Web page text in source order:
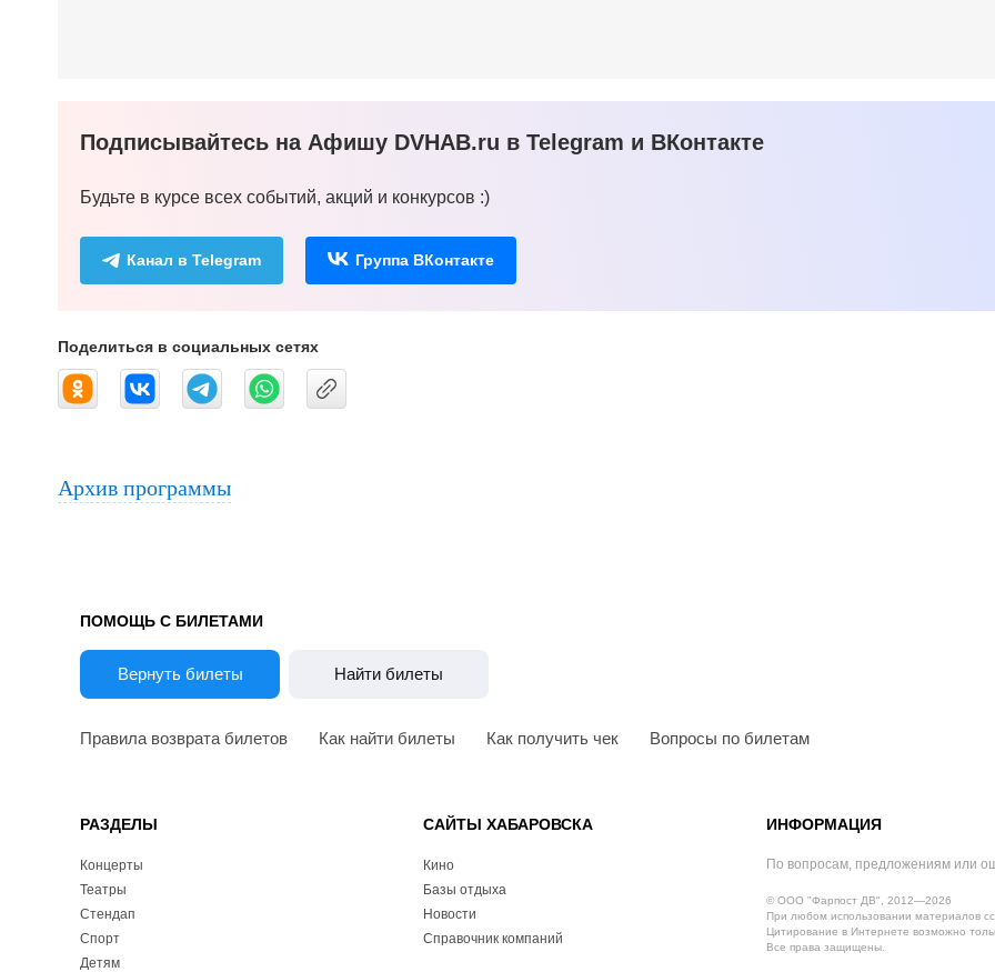
Подписывайтесь на Афишу DVHAB.ru в Telegram и ВКонтакте
Будьте в курсе всех событий, акций и конкурсов :)
Канал в Telegram Группа ВКонтакте
Поделиться в социальных сетях
Архив программы
ПОМОЩЬ С БИЛЕТАМИ
Вернуть билеты Найти билеты
Правила возврата билетов Как найти билеты Как получить чек Вопросы по билетам
РАЗДЕЛЫ
Концерты
Театры
Стендап
Спорт
Детям
САЙТЫ ХАБАРОВСКА
Кино
Базы отдыха
Новости
Справочник компаний
ИНФОРМАЦИЯ
По вопросам, предложениям или
© ООО "Фарпост ДВ", 2012—2026
При любом использовании материалов
Цитирование в Интернете возможно
Все права защищены.